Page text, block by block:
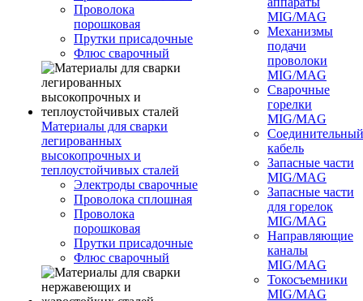
Проволока
порошковая
Прутки присадочные
Флюс сварочный
Материалы для сварки
легированных
высокопрочных и
теплоустойчивых сталей
Электроды сварочные
Проволока сплошная
Проволока
порошковая
Прутки присадочные
Флюс сварочный
MIG/MAG
Механизмы
подачи
проволоки
MIG/MAG
Сварочные
горелки
MIG/MAG
Соединительный
кабель
Запасные части
MIG/MAG
Запасные части
для горелок
MIG/MAG
Направляющие
каналы
MIG/MAG
Токосъемники
MIG/MAG